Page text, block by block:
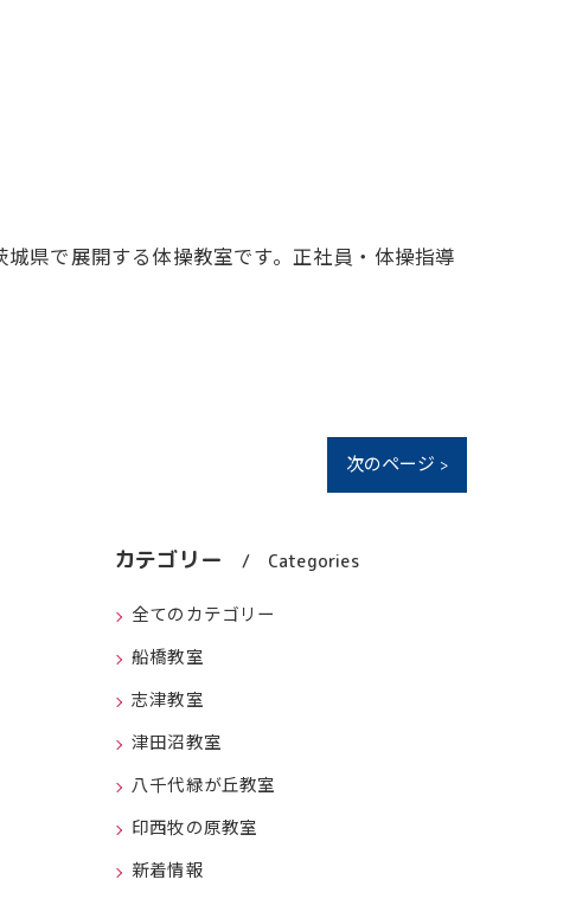
展開する体操教室です。正社員・体操指導
次のページ >
カテゴリー Categories
全てのカテゴリー
船橋教室
志津教室
津田沼教室
八千代緑が丘教室
印西牧の原教室
新着情報